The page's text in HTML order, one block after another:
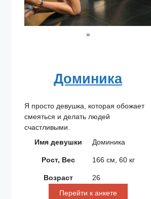
»
Доминика
Я просто девушка, которая обожает
смеяться и делать людей
счастливыми.
Имя девушки
Доминика
Рост, Вес 166 см, 60 кг
Возраст
26
Перейти к анкете